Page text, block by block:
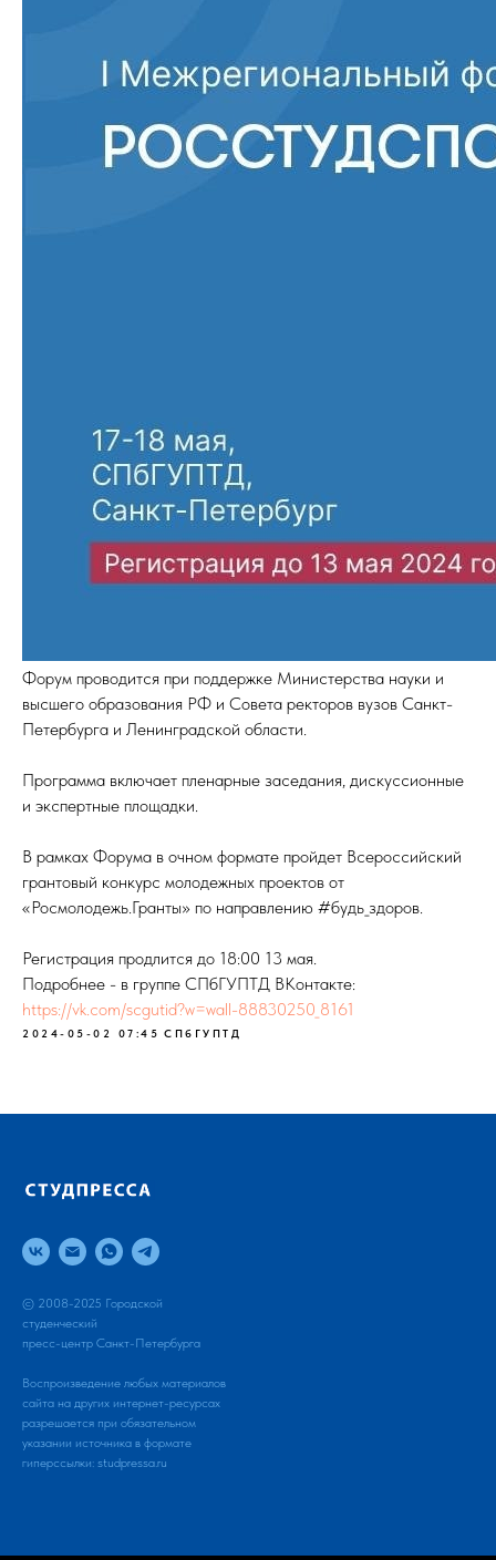
Форум проводится при поддержке Министерства науки и
высшего образования РФ и Совета ректоров вузов Санкт-
Петербурга и Ленинградской области.
Программа включает пленарные заседания, дискуссионные
и экспертные площадки.
В рамках Форума в очном формате пройдет Всероссийский
грантовый конкурс молодежных проектов от
«Росмолодежь.Гранты» по направлению #будь_здоров.
Регистрация продлится до 18:00 13 мая.
Подробнее - в группе СПбГУПТД ВКонтакте:
https://vk.com/scgutid?w=wall-88830250_8161
2024-05-02 07:45 СПбГУПТД
© 2008-2025 Городской
студенческий
пресс-центр Санкт-Петербурга
Воспроизведение любых материалов
сайта на других интернет-ресурсах
разрешается при обязательном
указании источника в формате
гиперссылки: studpressa.ru